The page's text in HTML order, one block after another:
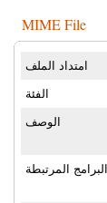
MIME File
امتداد الملف
الفئة
الوصف
البرامج المرتبطة